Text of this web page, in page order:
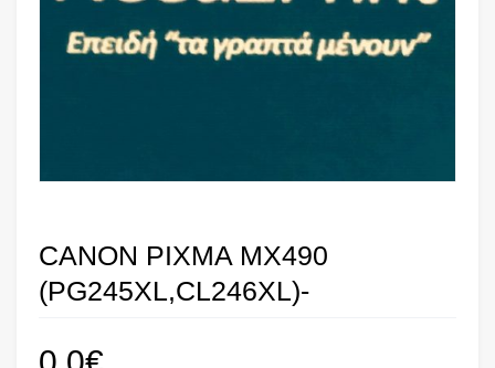
CANON PIXMA MX490
(PG245XL,CL246XL)-